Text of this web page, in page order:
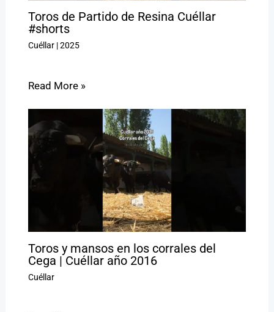
Toros de Partido de Resina Cuéllar
#shorts
Cuéllar|2025
Read More »
Toros y mansos en los corrales del
Cega | Cuéllar año 2016
Cuéllar